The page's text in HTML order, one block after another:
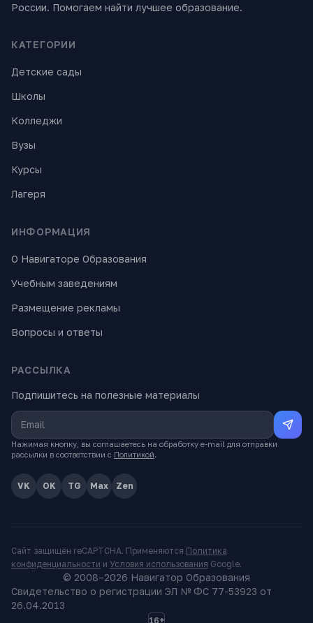
России. Помогаем найти лучшее образование.
КАТЕГОРИИ
Детские сады
Школы
Колледжи
Вузы
Курсы
Лагеря
ИНФОРМАЦИЯ
О Навигаторе Образования
Учебным заведениям
Размещение рекламы
Вопросы и ответы
РАССЫЛКА
Подпишитесь на полезные материалы
Нажимая кнопку, вы соглашаетесь на обработку e-mail для отправки
рассылки в соответствии с Политикой.
VK OK TG Max Zen
Сайт защищён reCAPTCHA. Применяются Политика
конфиденциальности и Условия использования Google.
© 2008–2026 Навигатор Образования
Свидетельство о регистрации ЭЛ № ФС 77-53923 от
26.04.2013
16+